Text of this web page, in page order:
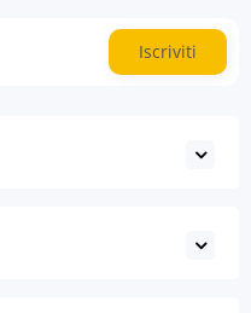
Iscriviti